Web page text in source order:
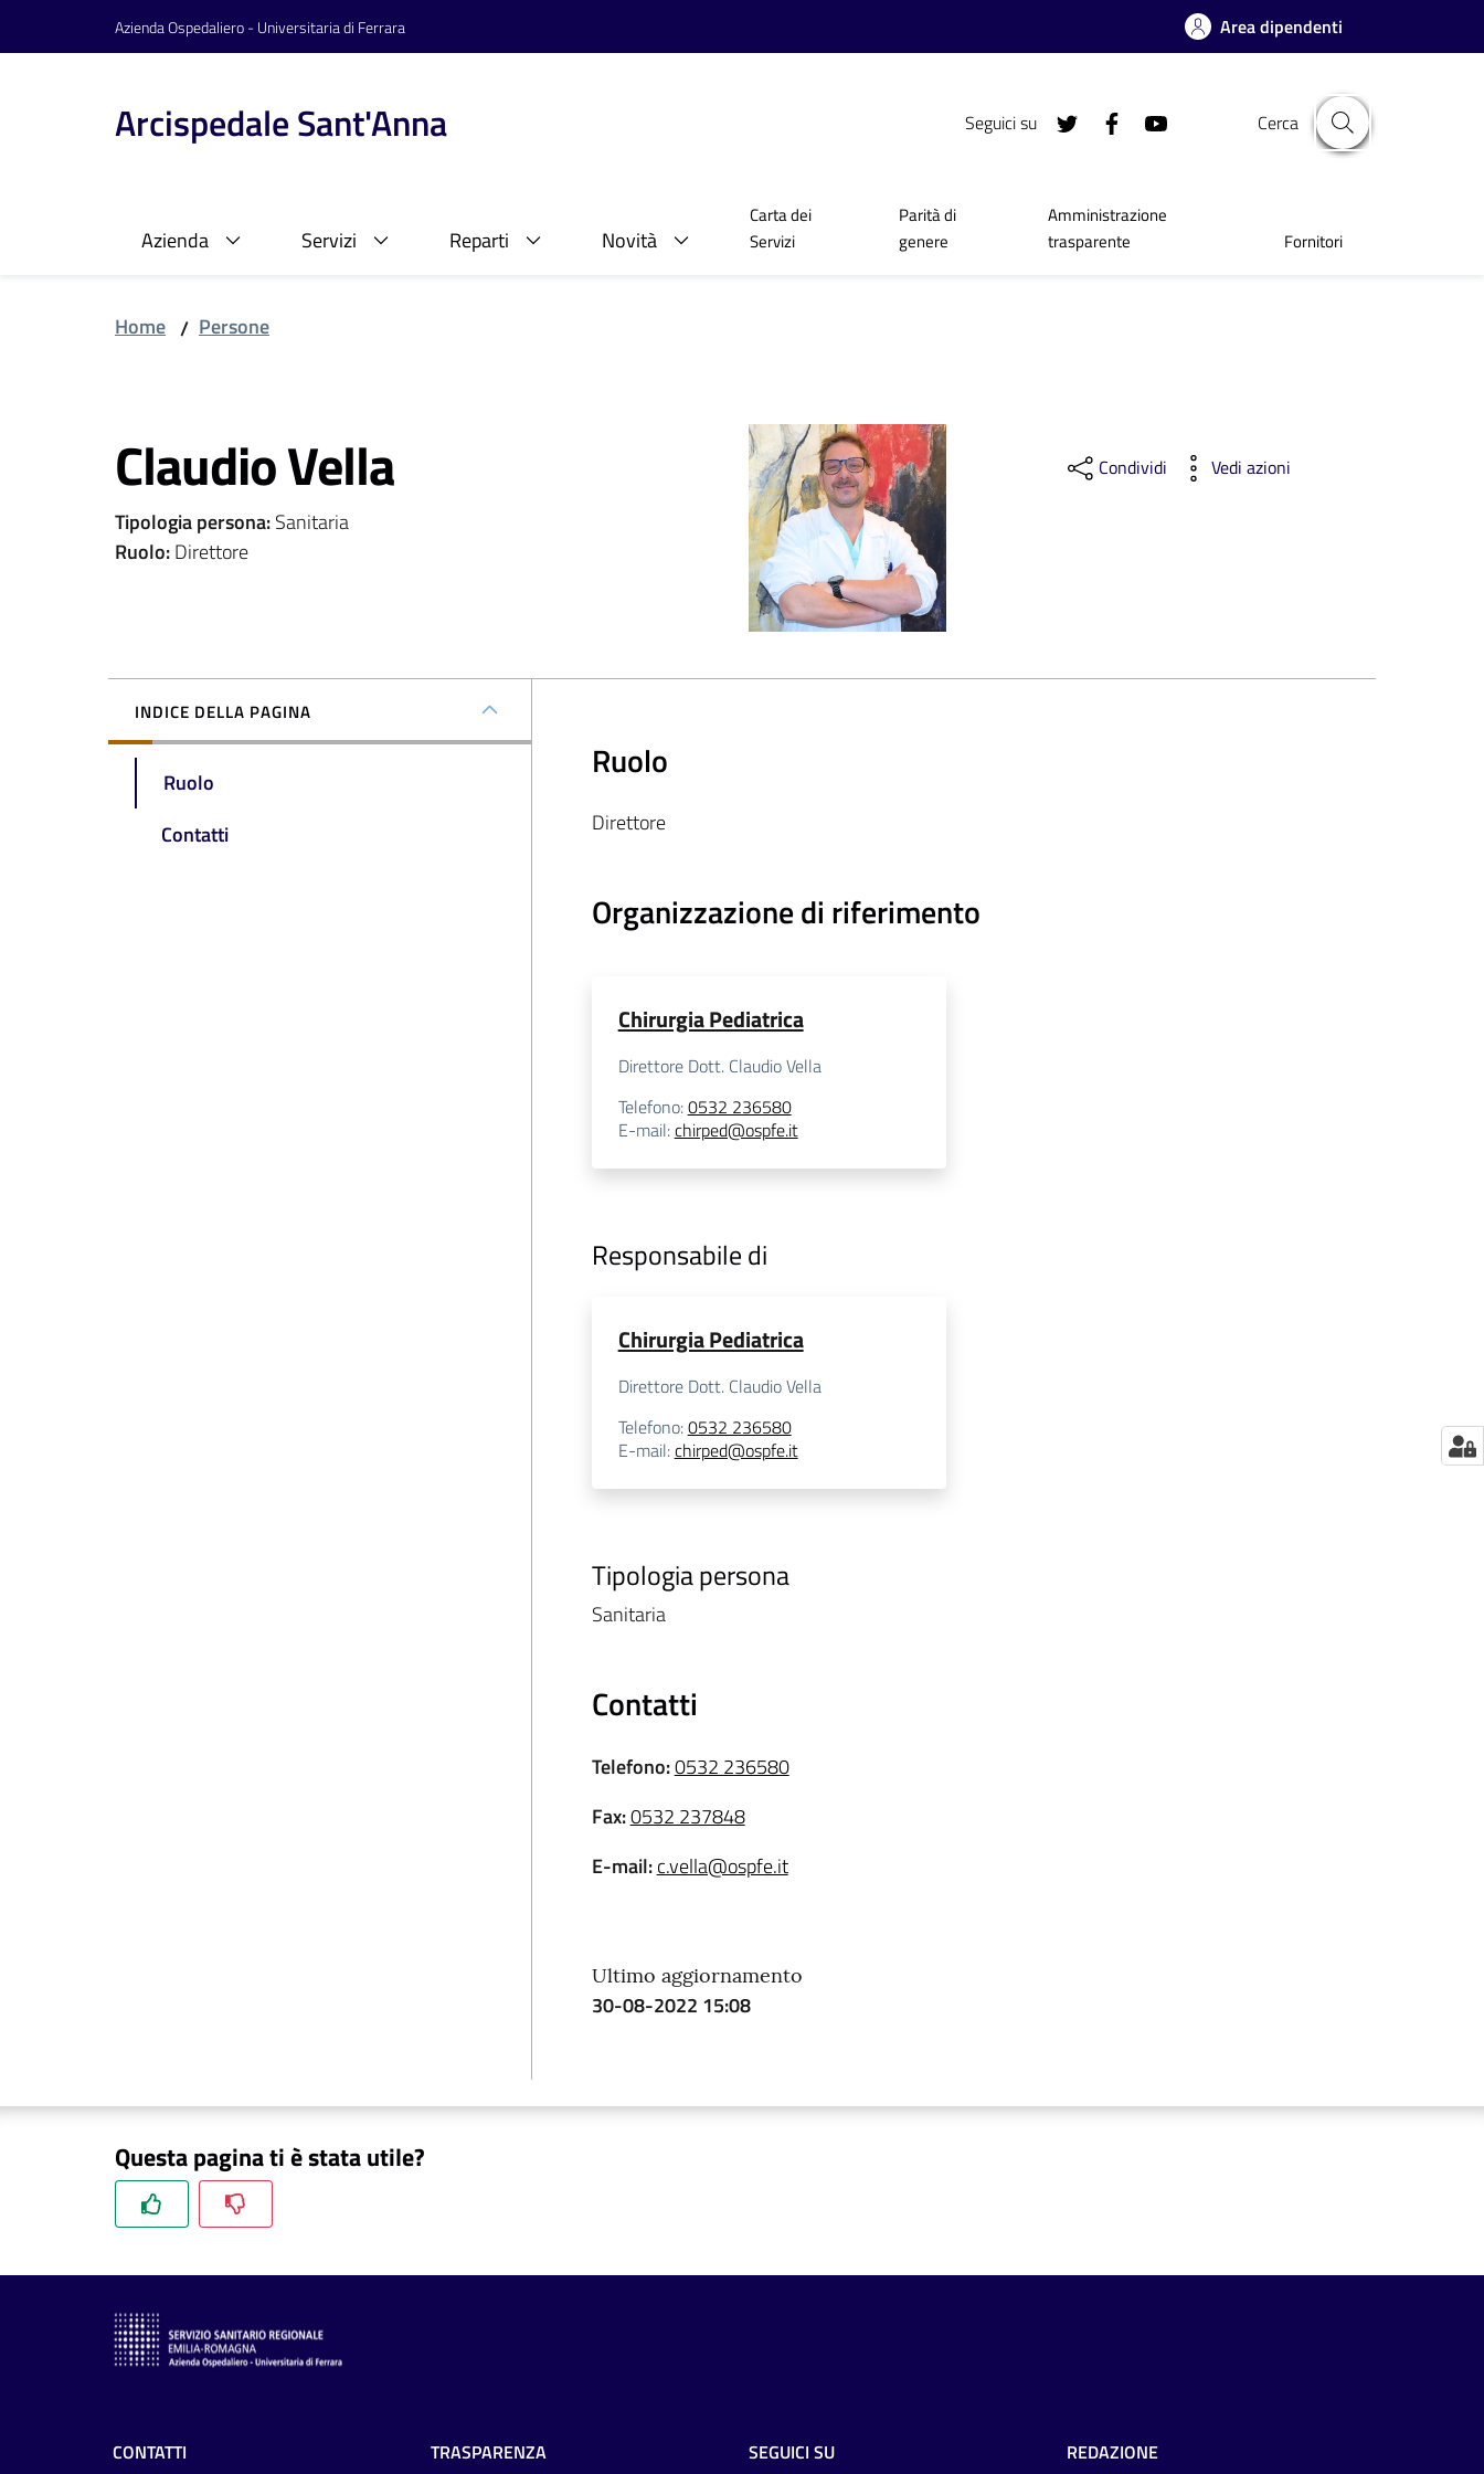
Vai al contenuto
Vai alla navigazioneAzienda Ospedaliero - Universitaria di Ferrara Area dipendenti
Arcispedale Sant'Anna Seguici su Cerca
Azienda Servizi Reparti Novità
Carta dei
Servizi
Parità di
genere
Amministrazione
trasparente
Fornitori
Home / Persone
Claudio Vella
Tipologia persona:Sanitaria
Ruolo:Direttore
Condividi Vedi azioni
INDICE DELLA PAGINA
Ruolo
Contatti
Ruolo
Direttore
Organizzazione di riferimento
Chirurgia Pediatrica
Direttore Dott. Claudio Vella
Telefono:0532 236580
E-mail:chirped@ospfe.it
Responsabile di
Chirurgia Pediatrica
Direttore Dott. Claudio Vella
Telefono:0532 236580
E-mail:chirped@ospfe.it
Tipologia persona
Sanitaria
Contatti
Telefono:0532 236580
Fax:0532 237848
E-mail:c.vella@ospfe.it
Ultimo aggiornamento
30-08-2022 15:08
Questa pagina ti è stata utile?
CONTATTI TRASPARENZA SEGUICI SU REDAZIONE